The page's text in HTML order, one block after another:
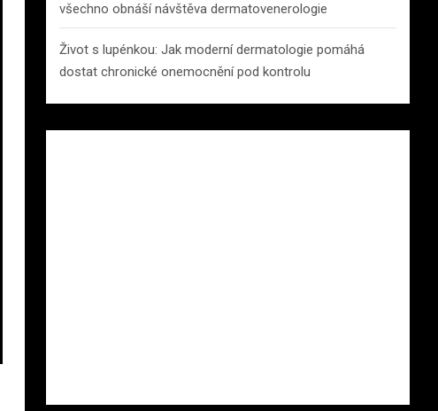
všechno obnáší návštěva dermatovenerologie
Život s lupénkou: Jak moderní dermatologie pomáhá
dostat chronické onemocnění pod kontrolu